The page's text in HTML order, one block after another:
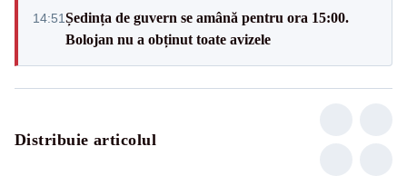
14:51Ședința de guvern se amână pentru ora 15:00.
Bolojan nu a obținut toate avizele
Distribuie articolul